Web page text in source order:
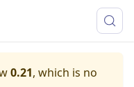
0.21, which is no